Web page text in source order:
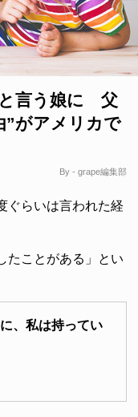
と言う娘に 父
”がアメリカで
By - grape編集部
ぐらいは言われた経
たことがある」とい
、私は持ってい